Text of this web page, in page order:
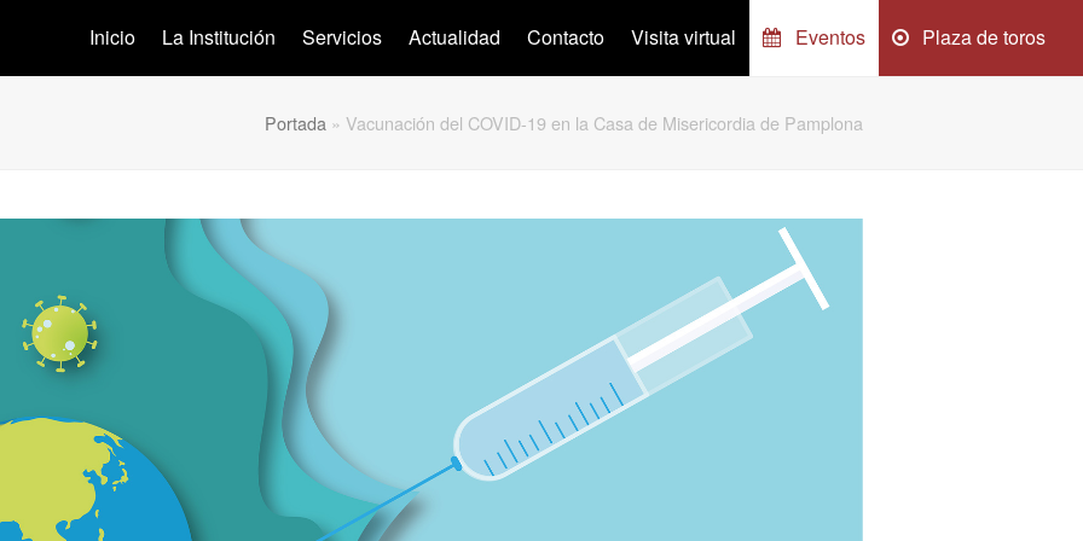
Inicio La Institución Servicios Actualidad Contacto Visita virtual Eventos Plaza de toros
Portada » Vacunación del COVID-19 en la Casa de Misericordia de Pamplona